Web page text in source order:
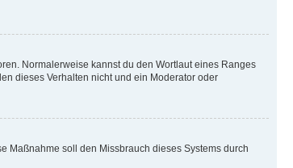
Normalerweise kannst du den Wortlaut eines Ranges
dieses Verhalten nicht und ein Moderator oder
Maßnahme soll den Missbrauch dieses Systems durch